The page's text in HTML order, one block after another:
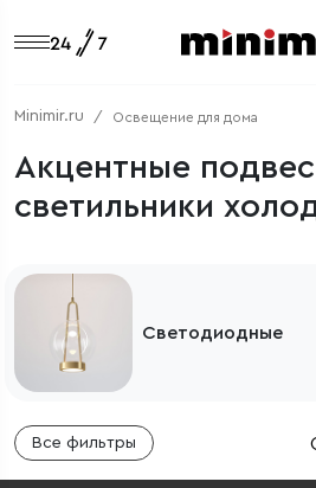
Minimir.ru Освещение для дома
Акцентные
светильники
светильники
Все фильтры